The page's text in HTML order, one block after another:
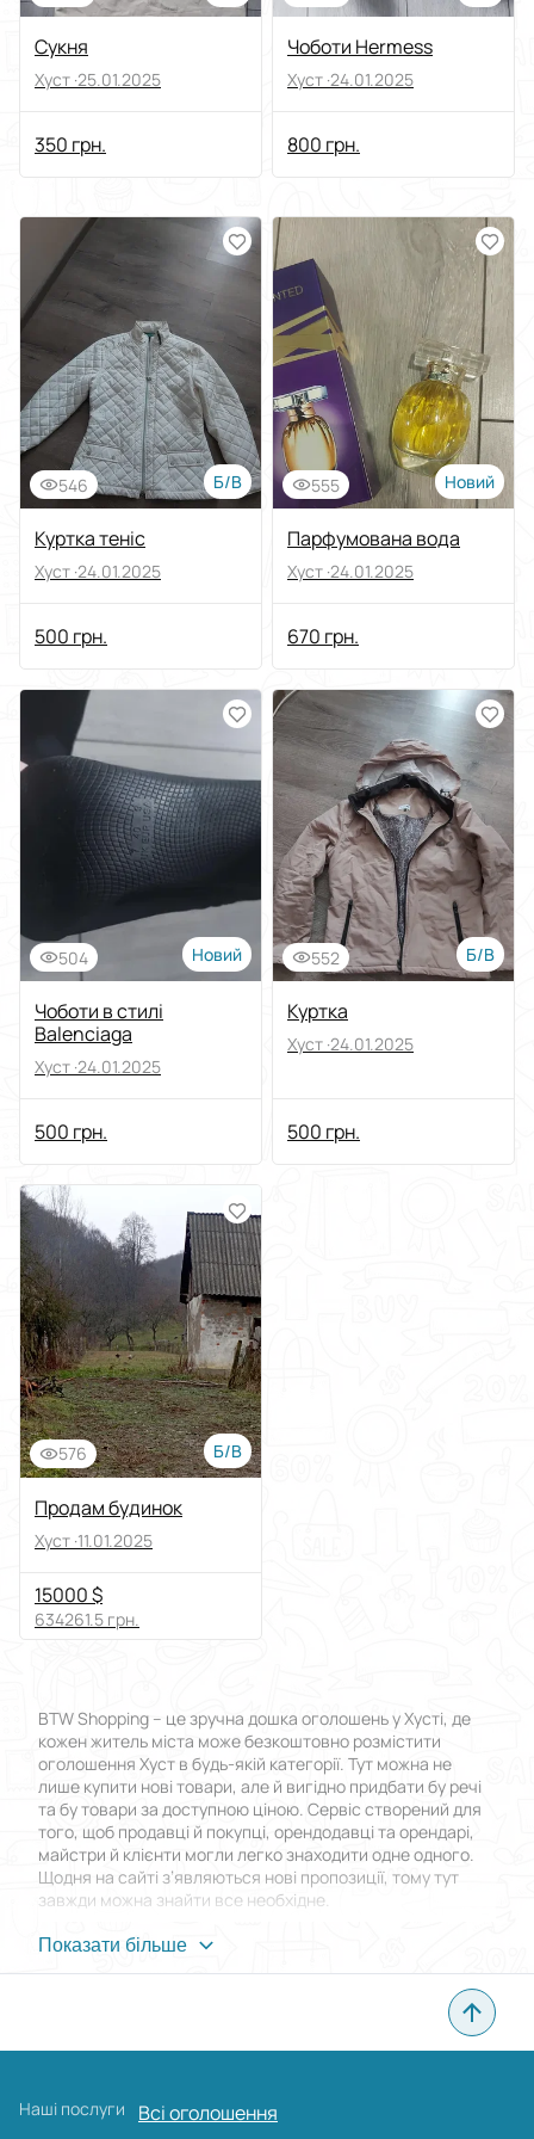
Сукня
Хуст ·25.01.2025
350 грн.
Чоботи Hermess
Хуст ·24.01.2025
800 грн.
546 Б/В
Куртка теніс
Хуст ·24.01.2025
500 грн.
555 Новий
Парфумована вода
Хуст ·24.01.2025
670 грн.
504 Новий
Чоботи в стилі
Balenciaga
Хуст ·24.01.2025
500 грн.
552 Б/В
Куртка
Хуст ·24.01.2025
500 грн.
576 Б/В
Продам будинок
Хуст ·11.01.2025
15000 $
634261.5 грн.
BTW Shopping – це зручна дошка оголошень у Хусті, де
кожен житель міста може безкоштовно розмістити
оголошення Хуст в будь-якій категорії. Тут можна не
лише купити нові товари, але й вигідно придбати бу речі
та бу товари за доступною ціною. Сервіс створений для
того, щоб продавці й покупці, орендодавці та орендарі,
майстри й клієнти могли легко знаходити одне одного.
Щодня на сайті з’являються нові пропозиції, тому тут
завжди можна знайти все необхідне.
Переваги BTW Shopping
Головна особливість дошки оголошень у Хусті полягає в
тому, що розмістити оголошення Хуст можна абсолютно
безкоштовно. При цьому немає обмежень за кількістю
знайти потрібну пропозицію, будь то нові товари чи бу
Показати більше
Наші послуги
Всі оголошення